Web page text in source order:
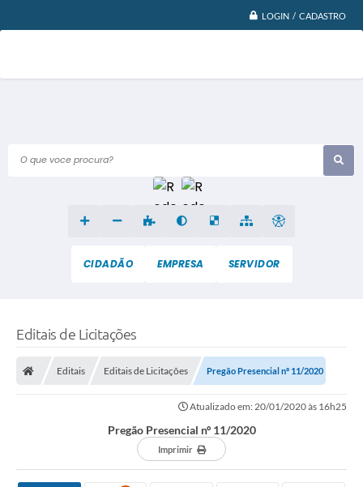
LOGIN / CADASTRO
O que voce procura?
CIDADÃO EMPRESA SERVIDOR
Editais de Licitações
Editais Editais de Licitações Pregão Presencial nº 11/2020
Atualizado em: 20/01/2020 às 16h25
Pregão Presencial nº 11/2020
Imprimir